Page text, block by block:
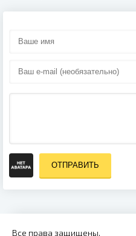
ОТПРАВИТЬ
Все права защищены.